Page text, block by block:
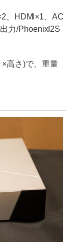
、HDMI×1、AC
力/PhoenixI2S
高さ)で、重量